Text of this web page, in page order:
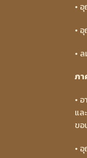
•
•
•
ภา
•
แล
ขอ
•